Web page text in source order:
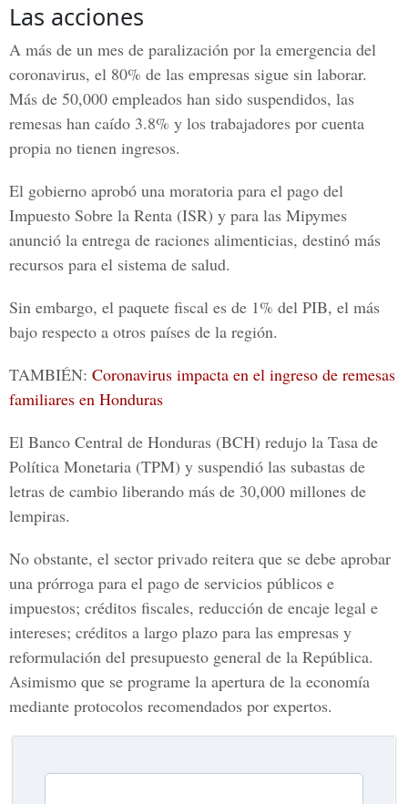
Las acciones
A más de un mes de paralización por la emergencia del
coronavirus, el 80% de las empresas sigue sin laborar.
Más de 50,000 empleados han sido suspendidos, las
remesas han caído 3.8% y los trabajadores por cuenta
propia no tienen ingresos.
El gobierno aprobó una moratoria para el pago del
Impuesto Sobre la Renta (ISR) y para las Mipymes
anunció la entrega de raciones alimenticias, destinó más
recursos para el sistema de salud.
Sin embargo, el paquete fiscal es de 1% del PIB, el más
bajo respecto a otros países de la región.
TAMBIÉN: Coronavirus impacta en el ingreso de remesas
familiares en Honduras
El Banco Central de Honduras (BCH) redujo la Tasa de
Política Monetaria (TPM) y suspendió las subastas de
letras de cambio liberando más de 30,000 millones de
lempiras.
No obstante, el sector privado reitera que se debe aprobar
una prórroga para el pago de servicios públicos e
impuestos; créditos fiscales, reducción de encaje legal e
intereses; créditos a largo plazo para las empresas y
reformulación del presupuesto general de la República.
Asimismo que se programe la apertura de la economía
mediante protocolos recomendados por expertos.